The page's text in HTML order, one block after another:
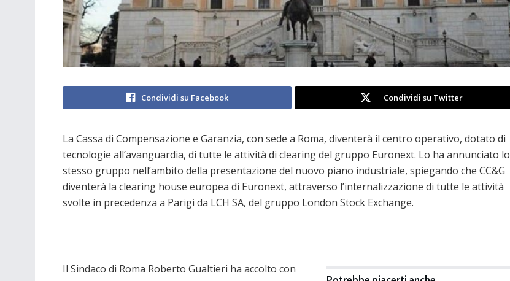
Condividi su Facebook Condividi su Twitter
La Cassa di Compensazione e Garanzia, con sede a Roma, diventerà il centro operativo, dotato di
tecnologie all’avanguardia, di tutte le attività di clearing del gruppo Euronext. Lo ha annunciato lo
stesso gruppo nell’ambito della presentazione del nuovo piano industriale, spiegando che CC&G
diventerà la clearing house europea di Euronext, attraverso l’internalizzazione di tutte le attività
svolte in precedenza a Parigi da LCH SA, del gruppo London Stock Exchange.
Il Sindaco di Roma Roberto Gualtieri ha accolto con